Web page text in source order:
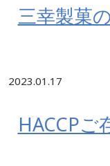
三幸製菓
2023.01.17
HACCP